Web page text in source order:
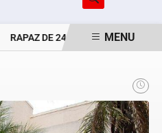
RAPAZ DE 24 ANOS É MENU